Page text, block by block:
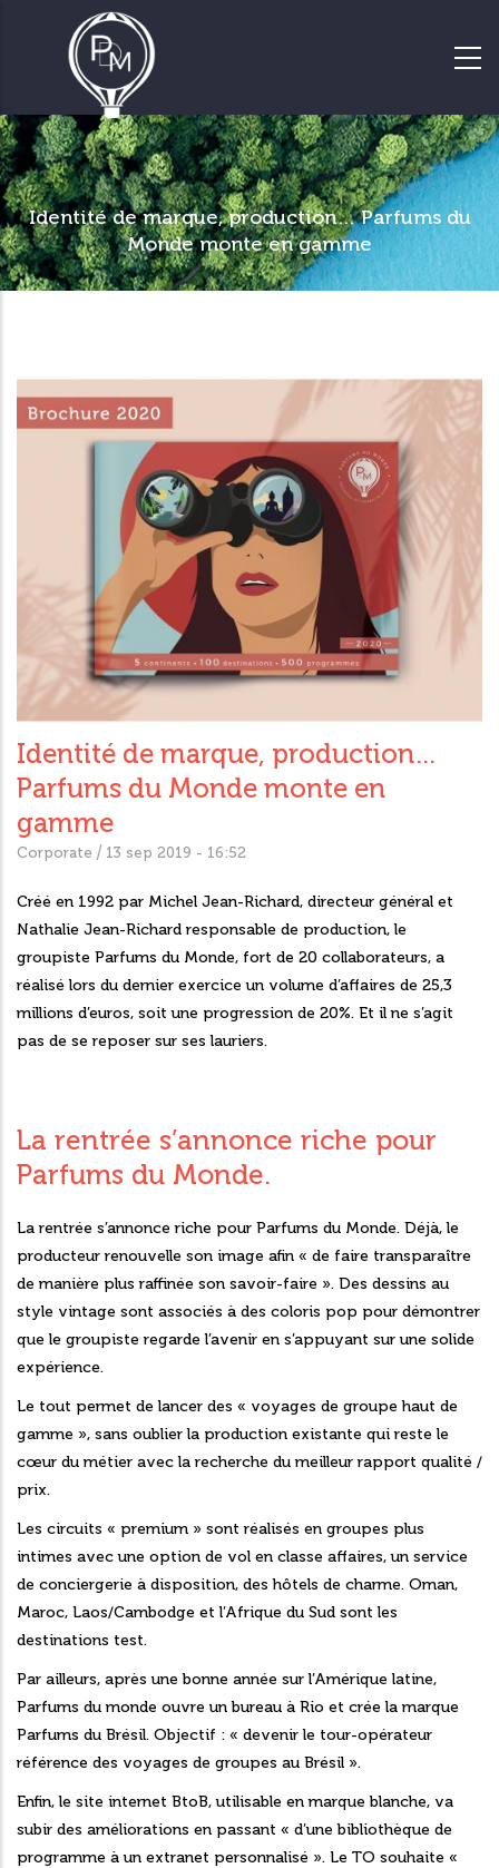
Identité de marque, production… Parfums du
Monde monte en gamme
groupes
Identité de marque, production…
Parfums du Monde monte en
gamme
Corporate / 13 sep 2019 - 16:52
Créé en 1992 par Michel Jean-Richard, directeur général et
Nathalie Jean-Richard responsable de production, le
groupiste Parfums du Monde, fort de 20 collaborateurs, a
réalisé lors du dernier exercice un volume d’affaires de 25,3
millions d’euros, soit une progression de 20%. Et il ne s’agit
pas de se reposer sur ses lauriers.
La rentrée s’annonce riche pour
Parfums du Monde.
La rentrée s’annonce riche pour Parfums du Monde. Déjà, le
producteur renouvelle son image afin « de faire transparaître
de manière plus raffinée son savoir-faire ». Des dessins au
style vintage sont associés à des coloris pop pour démontrer
que le groupiste regarde l’avenir en s’appuyant sur une solide
expérience.
Le tout permet de lancer des « voyages de groupe haut de
gamme », sans oublier la production existante qui reste le
cœur du métier avec la recherche du meilleur rapport qualité /
prix.
Les circuits « premium » sont réalisés en groupes plus
intimes avec une option de vol en classe affaires, un service
de conciergerie à disposition, des hôtels de charme. Oman,
Maroc, Laos/Cambodge et l’Afrique du Sud sont les
destinations test.
Par ailleurs, après une bonne année sur l’Amérique latine,
Parfums du monde ouvre un bureau à Rio et crée la marque
Parfums du Brésil. Objectif : « devenir le tour-opérateur
référence des voyages de groupes au Brésil ».
Enfin, le site internet BtoB, utilisable en marque blanche, va
subir des améliorations en passant « d’une bibliothèque de
programme à un extranet personnalisé ». Le TO souhaite «